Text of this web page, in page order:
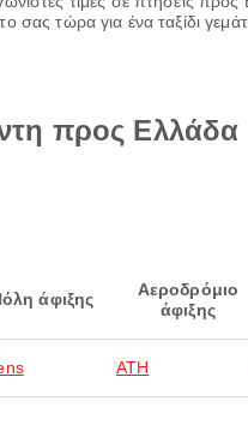
τώρα για ένα ταξίδι
προς Ελλάδα
άφιξης
Αεροδρόμιο
άφιξης
ATH